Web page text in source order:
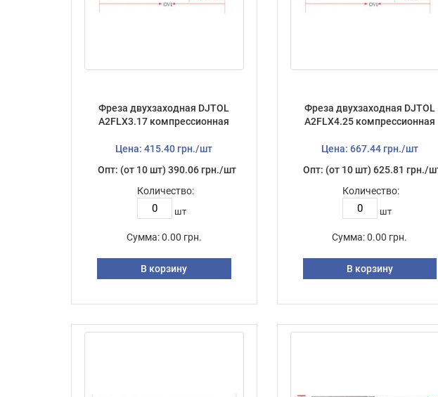
Фреза двухзаходная DJTOL
A2FLX3.17 компрессионная
Цена: 415.40 грн./шт
Опт: (от 10 шт) 390.06 грн./шт
Количество:
шт
Сумма: 0.00 грн.
В корзину
Фреза двухзаходная DJTOL
A2FLX4.25 компрессионная
Цена: 667.44 грн./шт
Опт: (от 10 шт) 625.81 грн./
Количество:
шт
Сумма: 0.00 грн.
В корзину